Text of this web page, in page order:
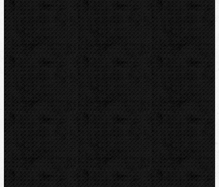
REED
REMS
RIDGID
ROTHENBERGER
VIRAX